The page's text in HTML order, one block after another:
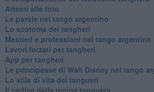
Attenti alle foto
Le parole nel tango argentino
Lo scotoma dei tangheri
Mestieri e professioni nel tango argentino
Lavori forzati per tangheri
App per tangheri
Le principesse di Walt Disney nel tango
Lo stile di vita dei tangueri
Il codice della regina tanguera